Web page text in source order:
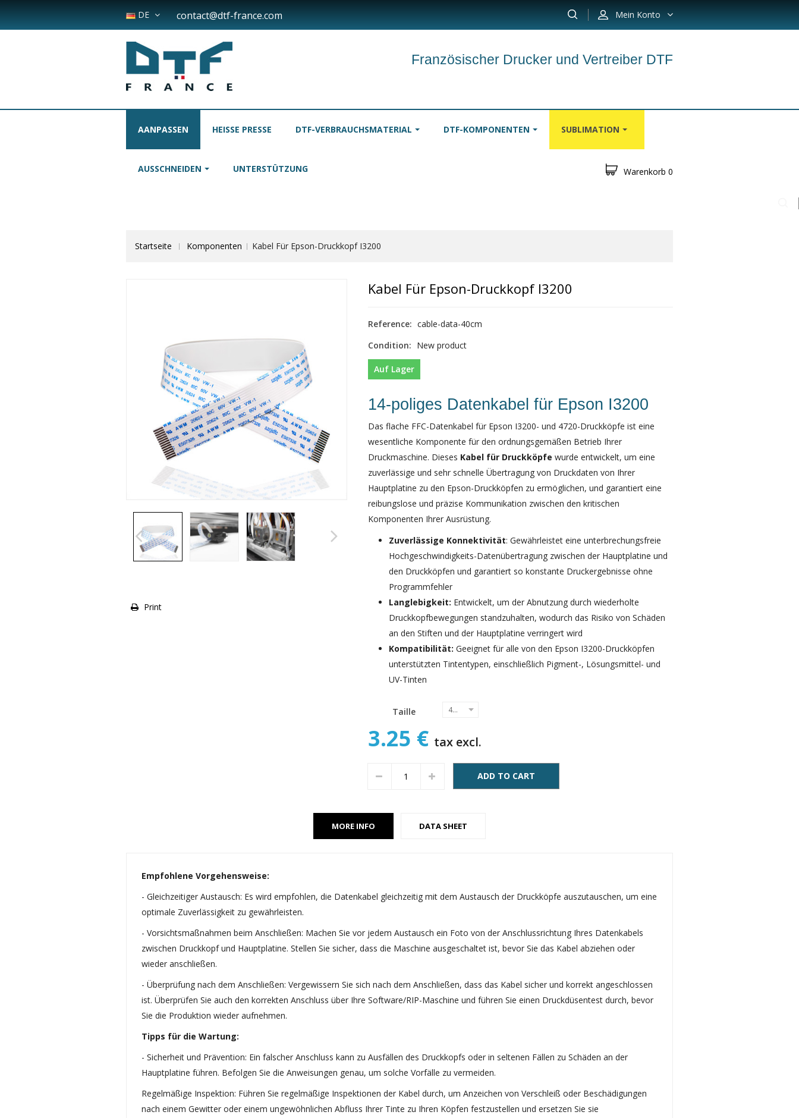
DE Mein Konto
contact@dtf-france.com
Französischer Drucker und Vertreiber DTF
AANPASSEN HEISSE PRESSE DTF-VERBRAUCHSMATERIAL DTF-KOMPONENTEN SUBLIMATION
AUSSCHNEIDEN UNTERSTÜTZUNG Warenkorb 0
Startseite Komponenten Kabel Für Epson-Druckkopf I3200
Print
Kabel Für Epson-Druckkopf I3200
Reference: cable-data-40cm
Condition: New product
Auf Lager
14-poliges Datenkabel für Epson I3200
Das flache FFC-Datenkabel für Epson I3200- und 4720-Druckköpfe ist eine
wesentliche Komponente für den ordnungsgemäßen Betrieb Ihrer
Druckmaschine. Dieses Kabel für Druckköpfe wurde entwickelt, um eine
zuverlässige und sehr schnelle Übertragung von Druckdaten von Ihrer
Hauptplatine zu den Epson-Druckköpfen zu ermöglichen, und garantiert eine
reibungslose und präzise Kommunikation zwischen den kritischen
Komponenten Ihrer Ausrüstung.
Zuverlässige Konnektivität: Gewährleistet eine unterbrechungsfreie
Hochgeschwindigkeits-Datenübertragung zwischen der Hauptplatine und
den Druckköpfen und garantiert so konstante Druckergebnisse ohne
Programmfehler
Langlebigkeit: Entwickelt, um der Abnutzung durch wiederholte
Druckkopfbewegungen standzuhalten, wodurch das Risiko von Schäden
an den Stiften und der Hauptplatine verringert wird
Kompatibilität: Geeignet für alle von den Epson I3200-Druckköpfen
unterstützten Tintentypen, einschließlich Pigment-, Lösungsmittel- und
UV-Tinten
Taille 40cm
3.25 € tax excl.
ADD TO CART
MORE INFO DATA SHEET
Empfohlene Vorgehensweise:
- Gleichzeitiger Austausch: Es wird empfohlen, die Datenkabel gleichzeitig mit dem Austausch der Druckköpfe auszutauschen, um eine
optimale Zuverlässigkeit zu gewährleisten.
- Vorsichtsmaßnahmen beim Anschließen: Machen Sie vor jedem Austausch ein Foto von der Anschlussrichtung Ihres Datenkabels
zwischen Druckkopf und Hauptplatine. Stellen Sie sicher, dass die Maschine ausgeschaltet ist, bevor Sie das Kabel abziehen oder
wieder anschließen.
- Überprüfung nach dem Anschließen: Vergewissern Sie sich nach dem Anschließen, dass das Kabel sicher und korrekt angeschlossen
ist. Überprüfen Sie auch den korrekten Anschluss über Ihre Software/RIP-Maschine und führen Sie einen Druckdüsentest durch, bevor
Sie die Produktion wieder aufnehmen.
Tipps für die Wartung:
- Sicherheit und Prävention: Ein falscher Anschluss kann zu Ausfällen des Druckkopfs oder in seltenen Fällen zu Schäden an der
Hauptplatine führen. Befolgen Sie die Anweisungen genau, um solche Vorfälle zu vermeiden.
Regelmäßige Inspektion: Führen Sie regelmäßige Inspektionen der Kabel durch, um Anzeichen von Verschleiß oder Beschädigungen
nach einem Gewitter oder einem ungewöhnlichen Abfluss Ihrer Tinte zu Ihren Köpfen festzustellen und ersetzen Sie sie